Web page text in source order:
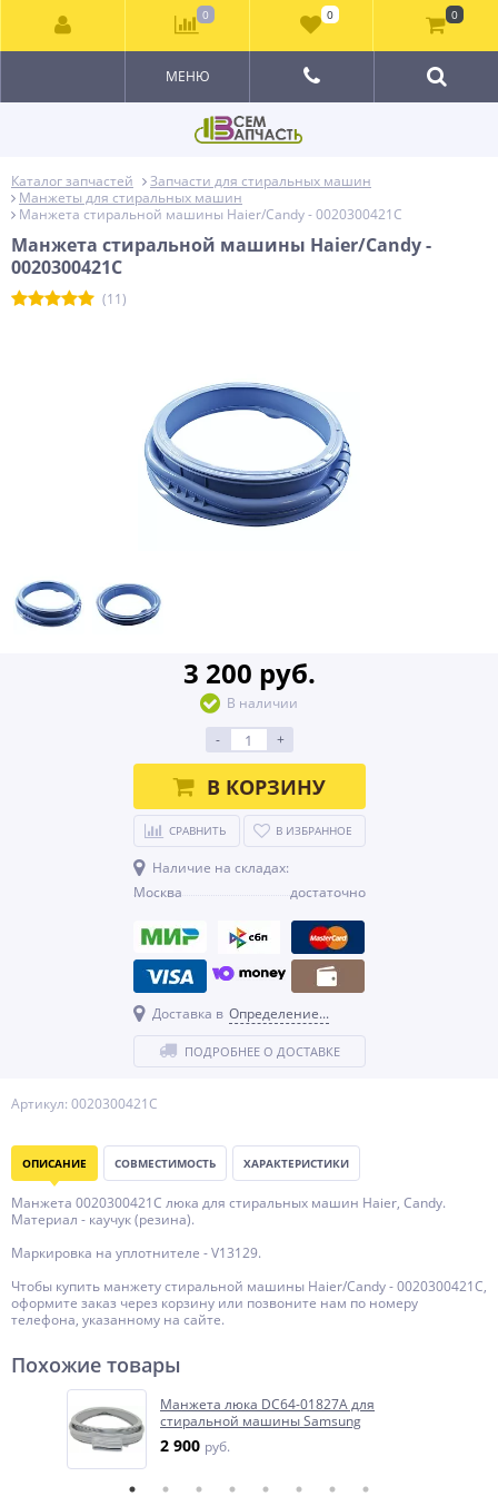
МЕНЮ
Каталог запчастей
Запчасти для стиральных машин
Манжеты для стиральных машин
Манжета стиральной машины Haier/Candy - 0020300421C
Манжета стиральной машины Haier/Candy -
0020300421C
(11)
Артикул: 0020300421C
3 200 руб.
В наличии
-
+
В КОРЗИНУ
СРАВНИТЬ В ИЗБРАННОЕ
Наличие на складах:
Москва
достаточно
Доставка в Определение...
ПОДРОБНЕЕ О ДОСТАВКЕ
ОПИСАНИЕ СОВМЕСТИМОСТЬ ХАРАКТЕРИСТИКИ
Манжета 0020300421C люка для стиральных машин Haier, Candy.
Материал - каучук (резина).
Маркировка на уплотнителе - V13129.
Чтобы купить манжету стиральной машины Haier/Candy - 0020300421C,
оформите заказ через корзину или позвоните нам по номеру
телефона, указанному на сайте.
Похожие товары
Манжета люка DC64-01827A для
стиральной машины Samsung
2 900 руб.
0 0 0